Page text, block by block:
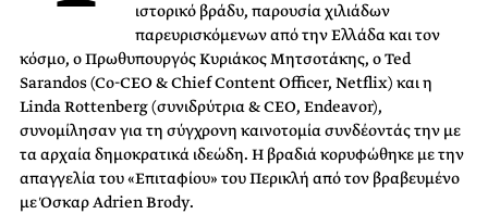
ιστορικό βράδυ, παρουσία χιλιάδων
παρευρισκόμενων από την Ελλάδα και τον
κόσμο, ο Πρωθυπουργός Κυριάκος Μητσοτάκης, ο Ted
Sarandos (Co-CEO & Chief Content Officer, Netflix) και η
Linda Rottenberg (συνιδρύτρια & CEO, Endeavor),
συνομίλησαν για τη σύγχρονη καινοτομία συνδέοντάς την με
τα αρχαία δημοκρατικά ιδεώδη. Η βραδιά κορυφώθηκε με την
απαγγελία του «Επιταφίου» του Περικλή από τον βραβευμένο
με Όσκαρ Adrien Brody.